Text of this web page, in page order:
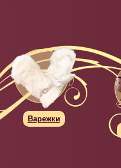
Варежки